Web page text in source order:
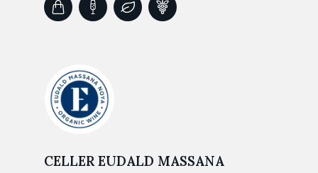
CELLER EUDALD MASSANA